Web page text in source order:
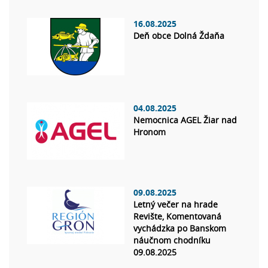
16.08.2025
Deň obce Dolná Ždaňa
04.08.2025
Nemocnica AGEL Žiar nad
Hronom
09.08.2025
Letný večer na hrade
Revište, Komentovaná
vychádzka po Banskom
náučnom chodníku
09.08.2025